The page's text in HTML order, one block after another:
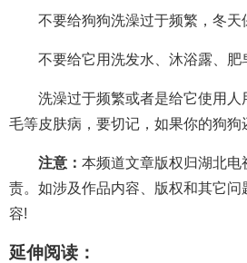
不要给狗狗洗澡过于频繁，冬天
不要给它用洗发水、沐浴露、肥
洗澡过于频繁或者是给它使用人
毛等皮肤病，要切记，如果你的狗狗
注意： 本频道文章版权归湖北
责。如涉及作品内容、版权和其它
容!
延伸阅读：